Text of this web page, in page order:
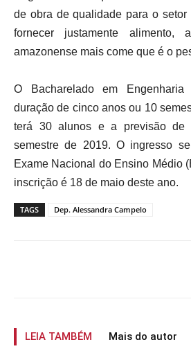
de obra de qualidade para o
fornecer justamente
amazonense mais come que é o
O Bacharelado em Engenharia
duração de cinco anos ou 10
terá 30 alunos e a previsão de
semestre de 2019. O ingresso
Exame Nacional do Ensino Médio
inscrição é 18 de maio deste ano.
TAGS Dep. Alessandra Campelo
LEIA TAMBÉM Mais do autor